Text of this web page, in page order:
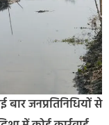
जनप्रतिनिधियों से